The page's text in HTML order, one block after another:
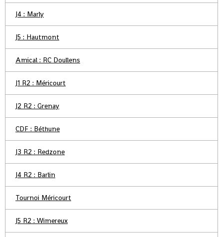
J4 : Marly
J5 : Hautmont
Amical : RC Doullens
J1 R2 : Méricourt
J2 R2 : Grenay
CDF : Béthune
J3 R2 : Redzone
J4 R2 : Barlin
Tournoi Méricourt
J5 R2 : Wimereux